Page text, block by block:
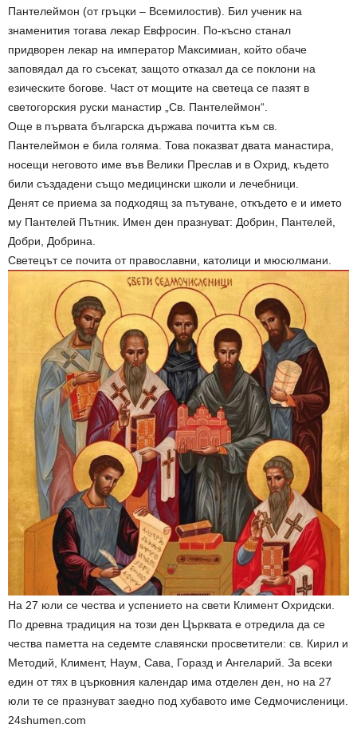
Пантелеймон (от гръцки – Всемилостив). Бил ученик на
знаменития тогава лекар Евфросин. По-късно станал
придворен лекар на император Максимиан, който обаче
заповядал да го съсекат, защото отказал да се поклони на
езическите богове. Част от мощите на светеца се пазят в
светогорския руски манастир „Св. Пантелеймон“.
Още в първата българска държава почитта към св.
Пантелеймон е била голяма. Това показват двата манастира,
носещи неговото име във Велики Преслав и в Охрид, където
били създадени също медицински школи и лечебници.
Денят се приема за подходящ за пътуване, откъдето е и името
му Пантелей Пътник. Имен ден празнуват: Добрин, Пантелей,
Добри, Добрина.
Светецът се почита от православни, католици и мюсюлмани.
На 27 юли се чества и успението на свети Климент Охридски.
По древна традиция на този ден Църквата е отредила да се
чества паметта на седемте славянски просветители: св. Кирил и
Методий, Климент, Наум, Сава, Горазд и Ангеларий. За всеки
един от тях в църковния календар има отделен ден, но на 27
юли те се празнуват заедно под хубавото име Седмочисленици.
24shumen.com